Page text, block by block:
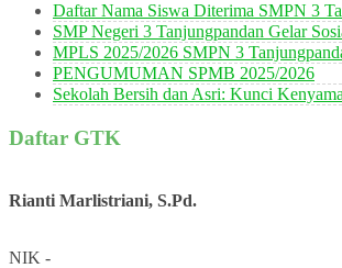
Daftar Nama Siswa Diterima SMPN 3
SMP Negeri 3 Tanjungpandan Gelar
MPLS 2025/2026 SMPN 3
PENGUMUMAN SPMB 2025/2026
Sekolah Bersih dan Asri: Kunci
Daftar GTK
Rianti Marlistriani, S.Pd.
NIK -